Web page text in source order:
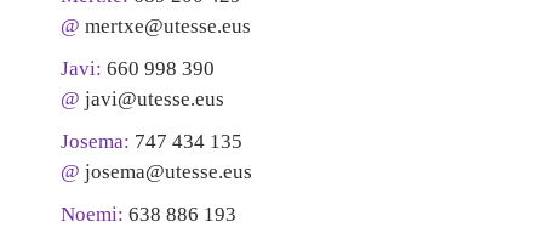
@ mertxe@utesse.eus
Javi: 660 998 390
@ javi@utesse.eus
Josema: 747 434 135
@ josema@utesse.eus
Noemi: 638 886 193